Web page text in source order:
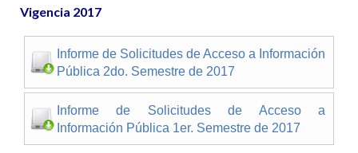
Vigencia 2017
Informe de Solicitudes de Acceso a Información
Pública 2do. Semestre de 2017
Informe de Solicitudes de Acceso a
Información Pública 1er. Semestre de 2017